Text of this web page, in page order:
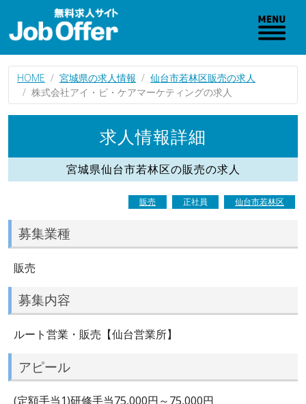
HOME 宮城県の求人情報
仙台市若林区販売の求人
株式会社アイ・ビ・ケアマーケティングの求人
求人情報詳細
宮城県仙台市若林区の販売の求人
販売 正社員 仙台市若林区
募集業種
販売
募集内容
ルート営業・販売【仙台営業所】
アピール
(定額手当1)研修手当75,000円～75,000円